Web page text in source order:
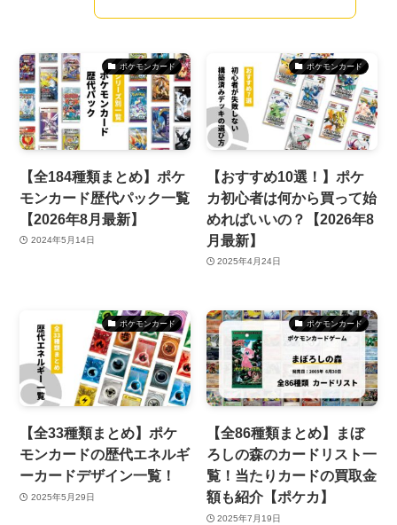
ポケモンカード
【全184種類まとめ】ポケ
モンカード歴代パック一覧
【2026年8月最新】
2024年5月14日
ポケモンカード
【おすすめ10選！】ポケ
カ初心者は何から買って始
めればいいの？【2026年8
月最新】
2025年4月24日
ポケモンカード
【全33種類まとめ】ポケ
モンカードの歴代エネルギ
ーカードデザイン一覧！
2025年5月29日
ポケモンカード
【全86種類まとめ】まぼ
ろしの森のカードリスト一
覧！当たりカードの買取金
額も紹介【ポケカ】
2025年7月19日